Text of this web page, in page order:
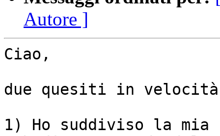
Autore ]
Ciao,
due quesiti in
1) Ho suddiviso la